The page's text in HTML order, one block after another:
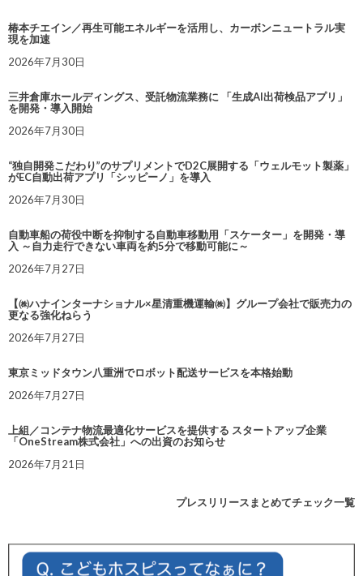
椿本チエイン／再生可能エネルギーを活用し、カーボンニュートラル実
現を加速
2026年7月30日
三井倉庫ホールディングス、受託物流業務に 「生成AI出荷検品アプリ」
を開発・導入開始
2026年7月30日
“独自開発こだわり”のサプリメントでD2C展開する「ウェルモット製薬」
がEC自動出荷アプリ「シッピーノ」を導入
2026年7月30日
自動車船の荷役中断を抑制する自動車移動用「スケーター」を開発・導
入 ～自力走行できない車両を約5分で移動可能に～
2026年7月27日
【㈱ハナインターナショナル×星清重機運輸㈱】グループ会社で販売力の
更なる強化ねらう
2026年7月27日
東京ミッドタウン八重洲でロボット配送サービスを本格始動
2026年7月27日
上組／コンテナ物流最適化サービスを提供する スタートアップ企業
「OneStream株式会社」への出資のお知らせ
2026年7月21日
プレスリリースまとめてチェック一覧